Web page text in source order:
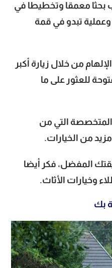
بحثا معمقا وتخطيطا في
وعملية تبدو في قمة
من خلال زيارة أكبر
للعثور على ما
التي من
من الخيارات.
المفضل، فكر أيضا
وخيارات الأثاث.
بك